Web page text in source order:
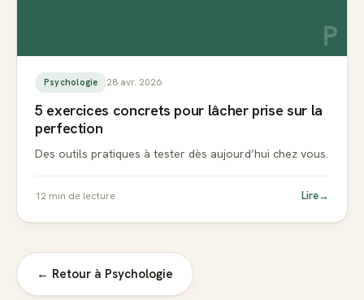
P
Psychologie 28 avr. 2026
5 exercices concrets pour lâcher prise sur la
perfection
Des outils pratiques à tester dès aujourd’hui chez vous.
12 min de lecture Lire→
← Retour à Psychologie